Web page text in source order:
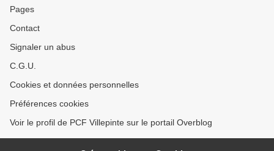
Pages
Contact
Signaler un abus
C.G.U.
Cookies et données personnelles
Préférences cookies
Voir le profil de PCF Villepinte sur le portail Overblog